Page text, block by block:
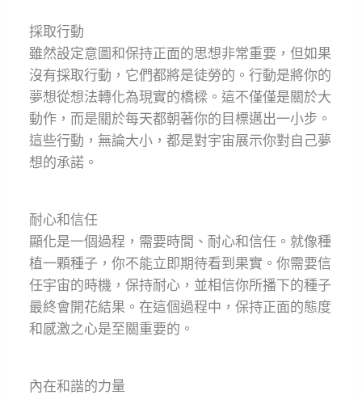
採取行動
雖然設定意圖和保持正面的思想非常重要，但如果
沒有採取行動，它們都將是徒勞的。行動是將你的
夢想從想法轉化為現實的橋樑。這不僅僅是關於大
動作，而是關於每天都朝著你的目標邁出一小步。
這些行動，無論大小，都是對宇宙展示你對自己夢
想的承諾。
耐心和信任
顯化是一個過程，需要時間、耐心和信任。就像種
植一顆種子，你不能立即期待看到果實。你需要信
任宇宙的時機，保持耐心，並相信你所播下的種子
最終會開花結果。在這個過程中，保持正面的態度
和感激之心是至關重要的。
內在和諧的力量